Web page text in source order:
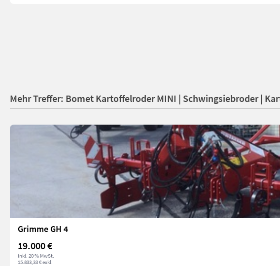
Mehr Treffer: Bomet Kartoffelroder MINI | Schwingsiebroder |
Grimme GH 4
19.000 €
inkl. 20 % MwSt.
15.833,33 € exkl.